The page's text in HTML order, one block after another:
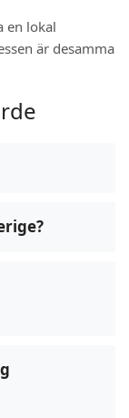
en lokal
är desamma